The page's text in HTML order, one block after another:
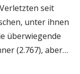
seit
unter ihnen
überwiegende
(2.767), aber…